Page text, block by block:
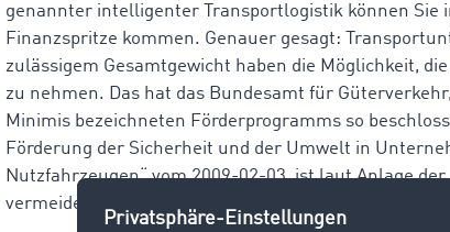
genannter intelligenter Transportlogistik können Sie
Finanzspritze kommen. Genauer gesagt:
zulässigem Gesamtgewicht haben die Möglichkeit,
zu nehmen. Das hat das Bundesamt für
Minimis bezeichneten Förderprogramms so
Förderung der Sicherheit und der Umwelt in
Nutzfahrzeugen“ vom 2009-02-03, ist laut Anlage
vermeiden“ eine förderungswürdige Maßnahme zur